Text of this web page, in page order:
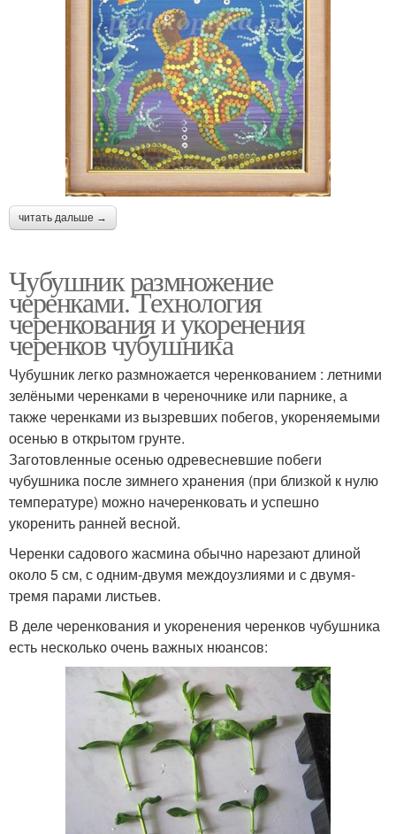
читать дальше →
Чубушник размножение
черенками. Технология
черенкования и укоренения
черенков чубушника
Чубушник легко размножается черенкованием : летними
зелёными черенками в череночнике или парнике, а
также черенками из вызревших побегов, укореняемыми
осенью в открытом грунте.
Заготовленные осенью одревесневшие побеги
чубушника после зимнего хранения (при близкой к нулю
температуре) можно начеренковать и успешно
укоренить ранней весной.
Черенки садового жасмина обычно нарезают длиной
около 5 см, с одним-двумя междоузлиями и с двумя-
тремя парами листьев.
В деле черенкования и укоренения черенков чубушника
есть несколько очень важных нюансов: